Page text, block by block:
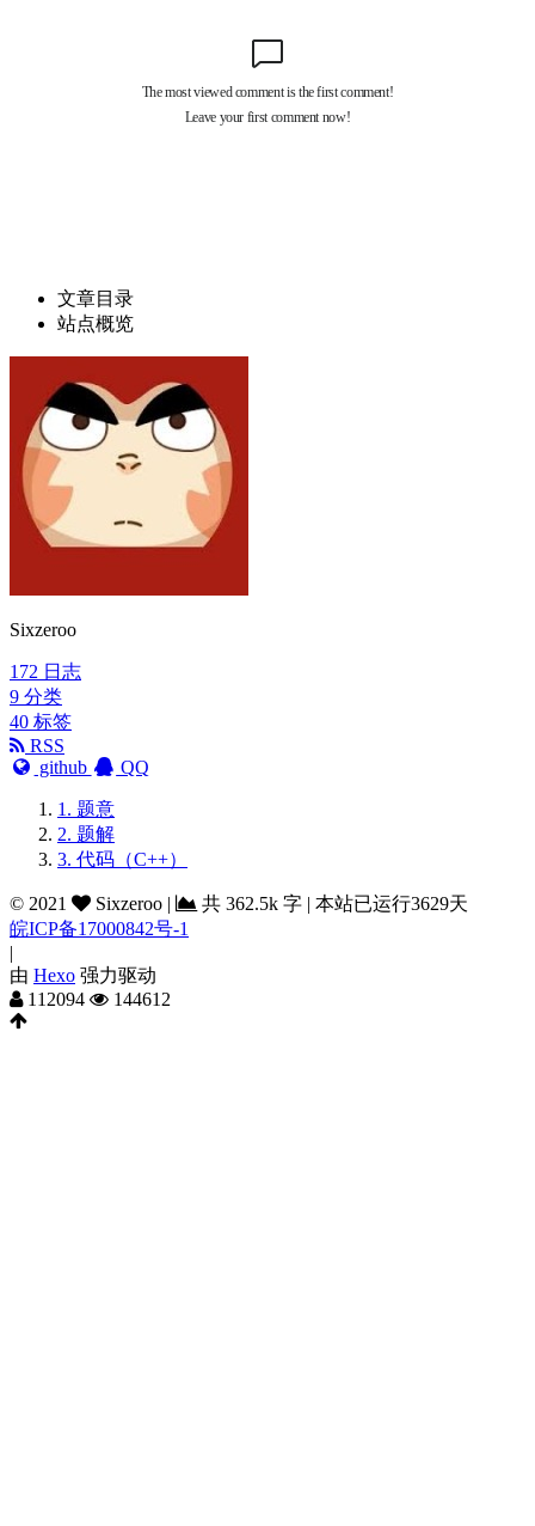
文章目录
站点概览
Sixzeroo
172 日志
9 分类
40 标签
RSS
github
QQ
1. 题意
2. 题解
3. 代码（C++）
© 2021 Sixzeroo | 共 362.5k 字 | 本站已运行3629天
皖ICP备17000842号-1
|
由 Hexo 强力驱动
112094
144612